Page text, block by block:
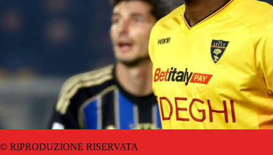
© RIPRODUZIONE RISERVATA